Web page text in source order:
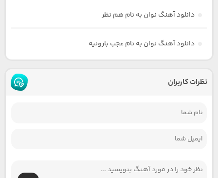
دانلود آهنگ نوان به نام هم نظر
دانلود آهنگ نوان به نام عجب بارونیه
نظرات کاربران